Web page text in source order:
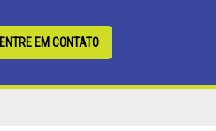
ENTRE EM CONTATO